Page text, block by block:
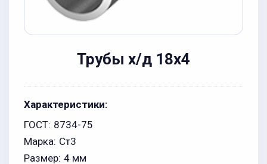
Трубы х/д 18x4
Характеристики:
ГОСТ: 8734-75
Марка: Ст3
Размер: 4 мм